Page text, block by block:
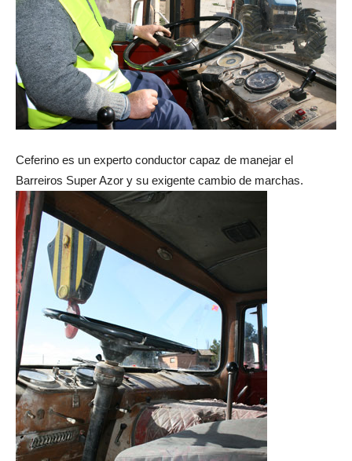
Ceferino es un experto conductor capaz de manejar el
Barreiros Super Azor y su exigente cambio de marchas.